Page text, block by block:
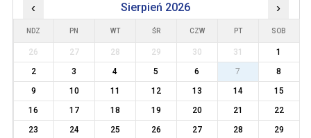
‹ Sierpień 2026 ›
NDZ PN WT ŚR CZW PT SOB
26 27 28 29 30 31
1
2
3 4 5 6 7
8
9
10 11 12 13 14
15
16
17 18 19 20 21
22
23
24 25 26 27 28
29